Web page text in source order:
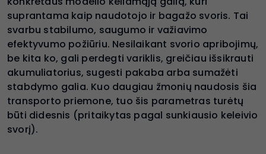
suprantama kaip naudotojo ir bagažo svoris. Tai
svarbu stabilumo, saugumo ir važiavimo
efektyvumo požiūriu. Nesilaikant svorio apribojimų,
be kita ko, gali perdegti variklis, greičiau išsikrauti
akumuliatorius, sugesti pakaba arba sumažėti
stabdymo galia. Kuo daugiau žmonių naudosis šia
transporto priemone, tuo šis parametras turėtų
būti didesnis (pritaikytas pagal sunkiausio keleivio
svorį).